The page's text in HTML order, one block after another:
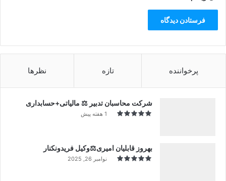
پرخواننده تازه نظرها
شرکت محاسبان تدبیر ⚖️ مالیاتی+حسابداری
1 هفته پیش
بهروز قابلیان امیری⚖️وکیل فریدونکنار
نوامبر 26, 2025